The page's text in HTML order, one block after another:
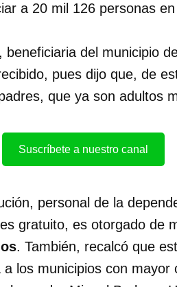
a 20 mil 126 personas
del municipio
pues dijo que, de
que ya son adultos
Suscríbete a nuestro canal
personal de la
gratuito, es otorgado de
. También, recalcó que
los municipios con mayor